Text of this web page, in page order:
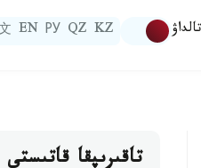
تالداۋ KZ
QZ
РУ
EN
تاقىرىپقا قاتىستى